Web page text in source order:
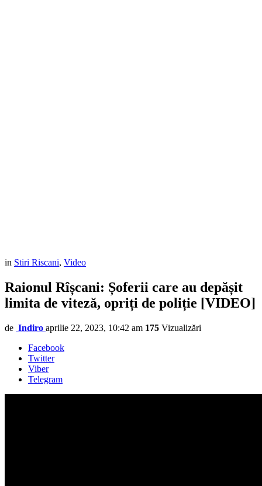
in Stiri Riscani, Video
Raionul Rîșcani: Șoferii care au depășit
limita de viteză, opriți de poliție [VIDEO]
de Indiro aprilie 22, 2023, 10:42 am 175 Vizualizări
Facebook
Twitter
Viber
Telegram